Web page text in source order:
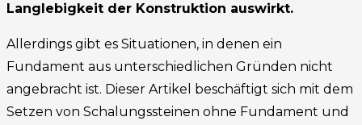
Langlebigkeit der Konstruktion auswirkt.
Allerdings gibt es Situationen, in denen ein
Fundament aus unterschiedlichen Gründen nicht
angebracht ist. Dieser Artikel beschäftigt sich mit dem
Setzen von Schalungssteinen ohne Fundament und